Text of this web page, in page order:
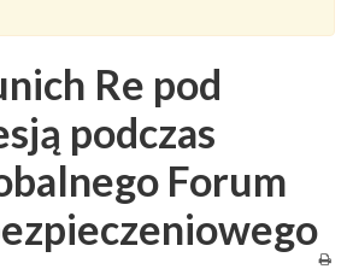
Re pod
podczas
Forum